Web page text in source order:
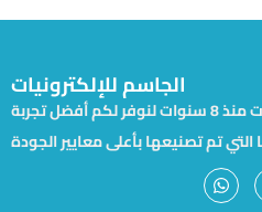
الجاسم للإلكترونيات
تأسس الجاسم للإلكترونيات منذ 8 سنوات لنوفر لكم أفضل تجربة
التي تم تصنيعها بأعلى معايير الجودة